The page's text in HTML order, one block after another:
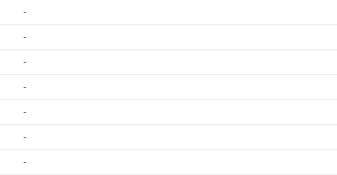
-
-
-
-
-
-
-